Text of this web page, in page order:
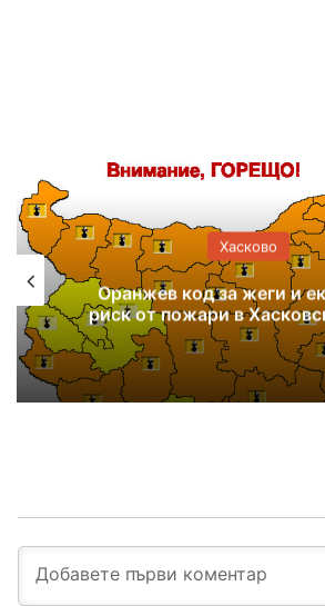
Хасково
Оранжев код за жеги и
риск от пожари в